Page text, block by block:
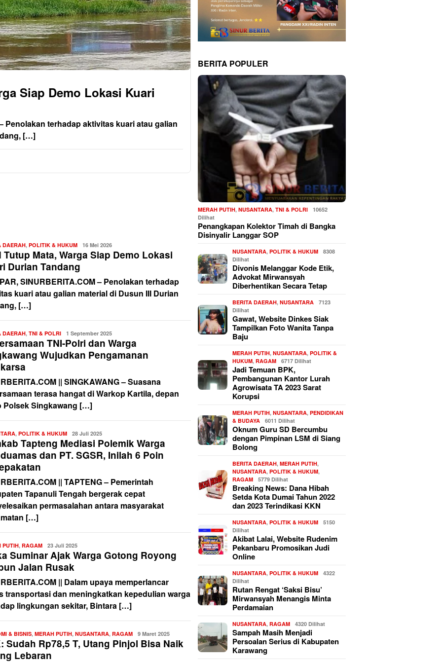
Siap Demo Lokasi Kuari
Penolakan terhadap aktivitas kuari atau galian
[…]
DAERAH, POLITIK & HUKUM Redaksi
16 Mei 2026
Tutup Mata, Warga Siap Demo Lokasi
Durian Tandang
SINURBERITA.COM – Penolakan terhadap
kuari atau galian material di Dusun III Durian
[…]
DAERAH, TNI & POLRI Redaksi
1 September 2025
TNI-Polri dan Warga
Wujudkan Pengamanan
|| SINGKAWANG – Suasana
terasa hangat di Warkop Kartila, depan
Polsek Singkawang […]
, POLITIK & HUKUM Redaksi
28 Juli 2025
Tapteng Mediasi Polemik Warga
dan PT. SGSR, Inilah 6 Poin
|| TAPTENG – Pemerintah
Tapanuli Tengah bergerak cepat
permasalahan antara masyarakat
[…]
PUTIH, RAGAM Redaksi
23 Juli 2025
Suminar Ajak Warga Gotong Royong
Jalan Rusak
|| Dalam upaya memperlancar
transportasi dan meningkatkan kepedulian warga
lingkungan sekitar, Bintara […]
& BISNIS, MERAH PUTIH, NUSANTARA, RAGAM Redaksi
9 Maret 2025
Sudah Rp78,5 T, Utang Pinjol Bisa Naik
Lebaran
BERITA POPULER
MERAH PUTIH,NUSANTARA,TNI & POLRI
10652
Dilihat
Penangkapan Kolektor Timah di Bangka
Disinyalir Langgar SOP
NUSANTARA,POLITIK & HUKUM
8308
Dilihat
Divonis Melanggar Kode Etik,
Advokat Mirwansyah
Diberhentikan Secara Tetap
BERITA DAERAH,NUSANTARA
7123
Dilihat
Gawat, Website Dinkes Siak
Tampilkan Foto Wanita Tanpa
Baju
MERAH PUTIH,NUSANTARA,POLITIK &
HUKUM,RAGAM 6717 Dilihat
Jadi Temuan BPK,
Pembangunan Kantor Lurah
Agrowisata TA 2023 Sarat
Korupsi
MERAH PUTIH,NUSANTARA,PENDIDIKAN
& BUDAYA
6011 Dilihat
Oknum Guru SD Bercumbu
dengan Pimpinan LSM di Siang
Bolong
BERITA DAERAH,MERAH PUTIH,
NUSANTARA,POLITIK & HUKUM,
RAGAM
5779 Dilihat
Breaking News: Dana Hibah
Setda Kota Dumai Tahun 2022
dan 2023 Terindikasi KKN
NUSANTARA,POLITIK & HUKUM
5150
Dilihat
Akibat Lalai, Website Rudenim
Pekanbaru Promosikan Judi
Online
NUSANTARA,POLITIK & HUKUM
4322
Dilihat
Rutan Rengat ‘Saksi Bisu’
Mirwansyah Menangis Minta
Perdamaian
NUSANTARA,RAGAM 4320 Dilihat
Sampah Masih Menjadi
Persoalan Serius di Kabupaten
Karawang